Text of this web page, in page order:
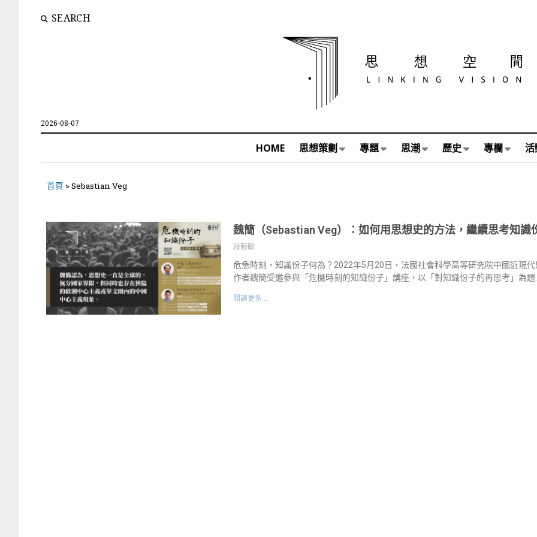
SEARCH
2026-08-07
HOME 思想策劃 專題 思潮 歷史 專欄 活
首頁 >Sebastian Veg
魏簡（Sebastian Veg）：如何用思想史的方法，繼續思考知識
段毅敏
危急時刻，知識份子何為？2022年5月20日，法國社會科學高等研究院中國近現
作者魏簡受邀參與「危機時刻的知識份子」講座，以「對知識份子的再思考」為
閱讀更多...